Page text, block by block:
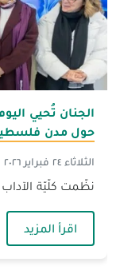
الجنان تُحيي
حول مدن
الثلاثاء ٢٤ فبراير ٢٠٢٦
نظّمت كلّيّة الآداب
اقرأ المزيد—